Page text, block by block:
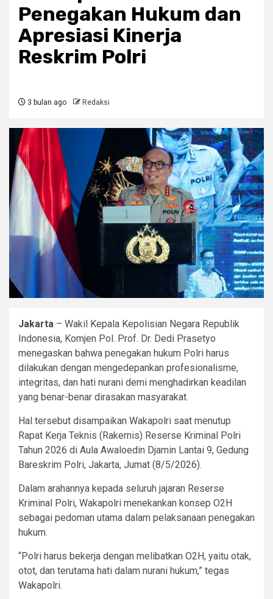
Penegakan Hukum dan
Apresiasi Kinerja
Reskrim Polri
3 bulan ago Redaksi
Jakarta – Wakil Kepala Kepolisian Negara Republik
Indonesia, Komjen Pol. Prof. Dr. Dedi Prasetyo
menegaskan bahwa penegakan hukum Polri harus
dilakukan dengan mengedepankan profesionalisme,
integritas, dan hati nurani demi menghadirkan keadilan
yang benar-benar dirasakan masyarakat.
Hal tersebut disampaikan Wakapolri saat menutup
Rapat Kerja Teknis (Rakernis) Reserse Kriminal Polri
Tahun 2026 di Aula Awaloedin Djamin Lantai 9, Gedung
Bareskrim Polri, Jakarta, Jumat (8/5/2026).
Dalam arahannya kepada seluruh jajaran Reserse
Kriminal Polri, Wakapolri menekankan konsep O2H
sebagai pedoman utama dalam pelaksanaan penegakan
hukum.
“Polri harus bekerja dengan melibatkan O2H, yaitu otak,
otot, dan terutama hati dalam nurani hukum,” tegas
Wakapolri.